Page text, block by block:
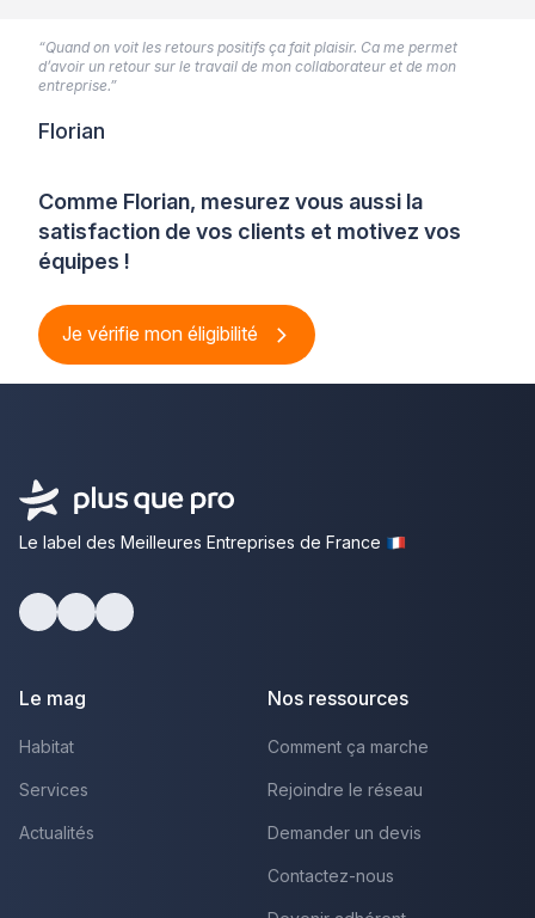
Comme Florian, mesurez vous aussi la
satisfaction de vos clients et motivez vos
équipes !
Je vérifie mon éligibilité
“Quand on voit les retours positifs ça fait plaisir. Ca me permet
d’avoir un retour sur le travail de mon collaborateur et de mon
entreprise.”
Florian
Le label des Meilleures Entreprises de France
Le mag
Habitat
Services
Actualités
Nos ressources
Comment ça marche
Rejoindre le réseau
Demander un devis
Contactez-nous